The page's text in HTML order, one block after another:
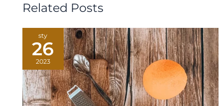
Related Posts
sty
26
2023